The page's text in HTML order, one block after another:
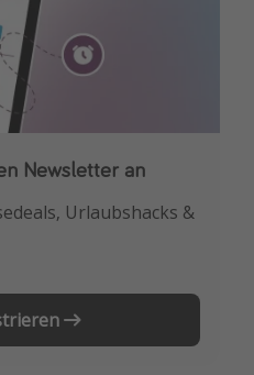
Newsletter an
Urlaubshacks &
als